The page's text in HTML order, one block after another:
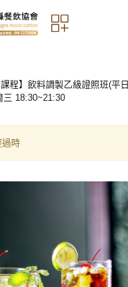
程】飲料調製乙級證照班(平日
三 18:30~21:30
過時